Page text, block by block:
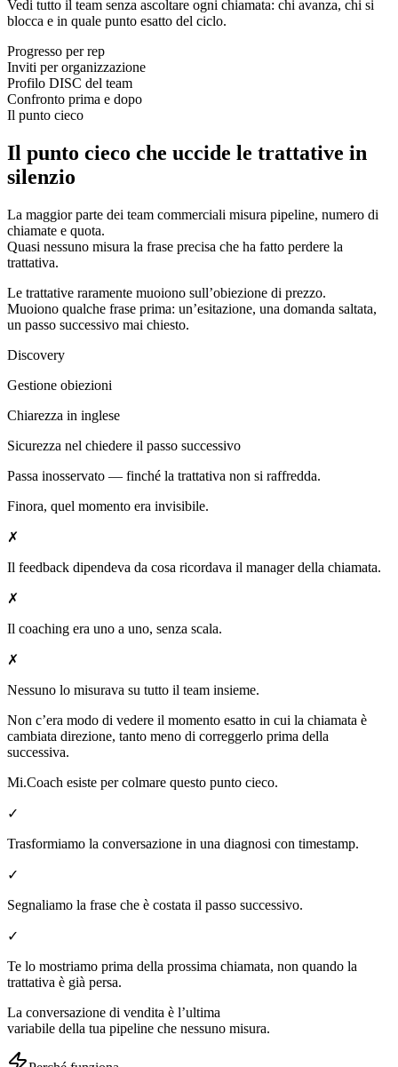
Vedi tutto il team senza ascoltare ogni chiamata: chi avanza, chi si
blocca e in quale punto esatto del ciclo.
Progresso per rep
Inviti per organizzazione
Profilo DISC del team
Confronto prima e dopo
Il punto cieco
Il punto cieco che uccide le trattative in
silenzio
La maggior parte dei team commerciali misura pipeline, numero di
chiamate e quota.
Quasi nessuno misura la frase precisa che ha fatto perdere la
trattativa.
Le trattative raramente muoiono sull’obiezione di prezzo.
Muoiono qualche frase prima: un’esitazione, una domanda saltata,
un passo successivo mai chiesto.
Discovery
Gestione obiezioni
Chiarezza in inglese
Sicurezza nel chiedere il passo successivo
Passa inosservato — finché la trattativa non si raffredda.
Finora, quel momento era invisibile.
✗
Il feedback dipendeva da cosa ricordava il manager della chiamata.
✗
Il coaching era uno a uno, senza scala.
✗
Nessuno lo misurava su tutto il team insieme.
Non c’era modo di vedere il momento esatto in cui la chiamata è
cambiata direzione, tanto meno di correggerlo prima della
successiva.
Mi.Coach esiste per colmare questo punto cieco.
✓
Trasformiamo la conversazione in una diagnosi con timestamp.
✓
Segnaliamo la frase che è costata il passo successivo.
✓
Te lo mostriamo prima della prossima chiamata, non quando la
trattativa è già persa.
La conversazione di vendita è l’ultima
variabile della tua pipeline che nessuno misura.